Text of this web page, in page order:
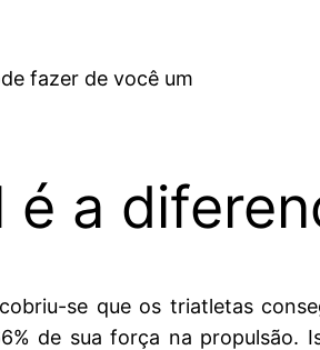
fazer de você um
a
se que os triatletas
de sua força na propulsão.